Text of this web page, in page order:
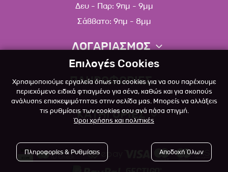
Δευ - Παρ: 9πμ - 9μμ
Σάββατο: 9πμ - 8μμ
ΛΟΓΑΡΙΑΣΜΟΣ
Πληροφορίες λογαριασμού
Λίστα αγαπημένων
Πολιτική επιστροφών
ΠΛΗΡΟΦΟΡΙΕΣ
Σχετικά
Επικοινωνία
Blog
Όροι Χρήσης
ΚΑΤΗΓΟΡΙΕΣ
Επιλογές Cookies
Χρησιμοποιούμε εργαλεία όπως τα cookies για να σου παρέχουμε
περιεχόμενο ειδικά φτιαγμένο για σένα, καθώς και για σκοπούς
ανάλυσης επισκεψιμότητας στην σελίδα μας. Μπορείς να αλλάξεις
τις ρυθμίσεις των cookies σου ανά πάσα στιγμή.
Όροι χρήσης και πολιτικές
Πληροφορίες & Ρυθμίσεις Αποδοχή Όλων